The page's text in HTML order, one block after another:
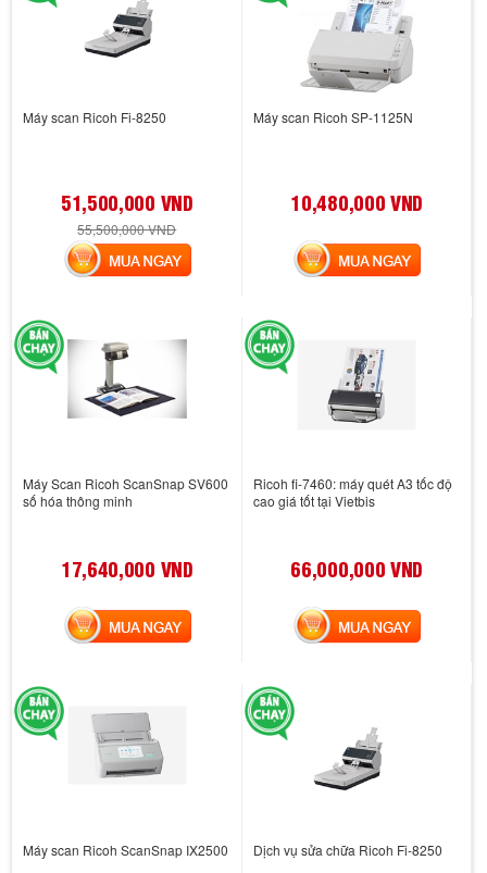
Máy scan Ricoh Fi-8250
51,500,000 VND
55,500,000 VND
MUA NGAY
Máy scan Ricoh SP-1125N
10,480,000 VND
MUA NGAY
Máy Scan Ricoh ScanSnap SV600
số hóa thông minh
17,640,000 VND
MUA NGAY
Ricoh fi-7460: máy quét A3 tốc độ
cao giá tốt tại Vietbis
66,000,000 VND
MUA NGAY
Máy scan Ricoh ScanSnap IX2500 Dịch vụ sửa chữa Ricoh Fi-8250